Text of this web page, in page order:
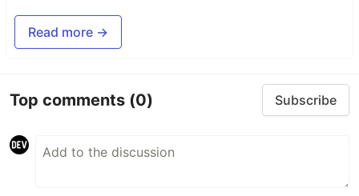
Read more →
Top comments (0) Subscribe